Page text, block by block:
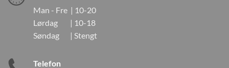
Man - Fre | 10-20
Lørdag | 10-18
Søndag | Stengt
Telefon